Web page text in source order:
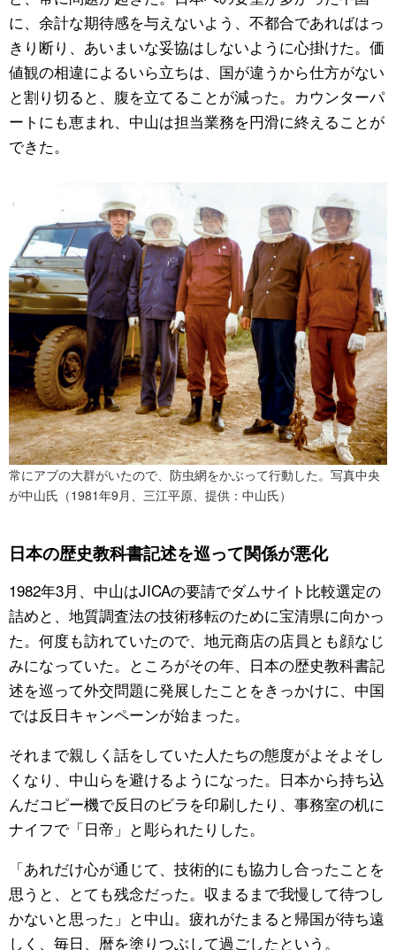
に、余計な期待感を与えないよう、不都合であればはっ
きり断り、あいまいな妥協はしないように心掛けた。価
値観の相違によるいら立ちは、国が違うから仕方がない
と割り切ると、腹を立てることが減った。カウンターパ
ートにも恵まれ、中山は担当業務を円滑に終えることが
できた。
常にアブの大群がいたので、防虫網をかぶって行動した。写真中央
が中山氏（1981年9月、三江平原、提供：中山氏）
日本の歴史教科書記述を巡って関係が悪化
1982年3月、中山はJICAの要請でダムサイト比較選定の
詰めと、地質調査法の技術移転のために宝清県に向かっ
た。何度も訪れていたので、地元商店の店員とも顔なじ
みになっていた。ところがその年、日本の歴史教科書記
述を巡って外交問題に発展したことをきっかけに、中国
では反日キャンペーンが始まった。
それまで親しく話をしていた人たちの態度がよそよそし
くなり、中山らを避けるようになった。日本から持ち込
んだコピー機で反日のビラを印刷したり、事務室の机に
ナイフで「日帝」と彫られたりした。
「あれだけ心が通じて、技術的にも協力し合ったことを
思うと、とても残念だった。収まるまで我慢して待つし
かないと思った」と中山。疲れがたまると帰国が待ち遠
しく、毎日、暦を塗りつぶして過ごしたという。